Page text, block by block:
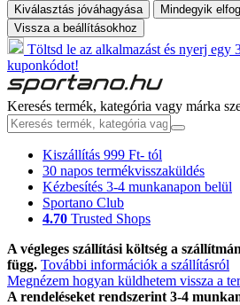
Kiválasztás jóváhagyása
Mindegyik
Vissza a beállításokhoz
Töltsd le az alkalmazást és nyerj egy
kuponkódot!
Keresés termék, kategória vagy márka
Kiszállítás 999 Ft- tól
30 napos termékvisszaküldés
Kézbesítés 3-4 munkanapon belül
Sportano Club
4.70 Trusted Shops
A végleges szállítási költség a
függ. További információk a szállításról
Megnézem hogyan küldhetem vissza a
A rendeléseket rendszerint 3-4